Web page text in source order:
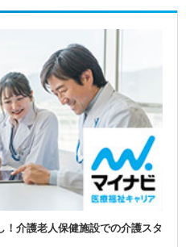
！介護老人保健施設での介護スタ